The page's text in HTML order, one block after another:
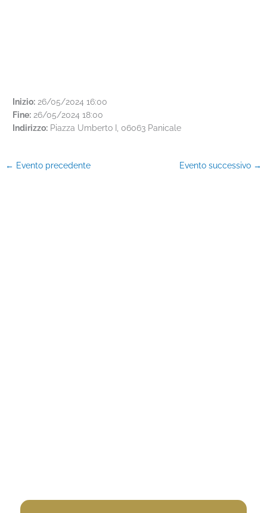
Inizio: 26/05/2024 16:00
Fine: 26/05/2024 18:00
Indirizzo: Piazza Umberto I, 06063 Panicale
← Evento precedente Evento successivo →